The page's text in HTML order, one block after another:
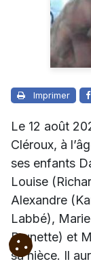
Imprimer
Le 12 août
Cléroux, à
ses enfants
Louise
Alexandre
Labbé),
Brunette) et
sa nièce. Il